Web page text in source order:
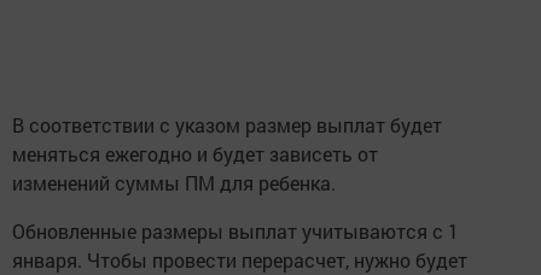
В соответствии с указом размер выплат будет
меняться ежегодно и будет зависеть от
изменений суммы ПМ для ребенка.
Обновленные размеры выплат учитываются с 1
января. Чтобы провести перерасчет, нужно будет